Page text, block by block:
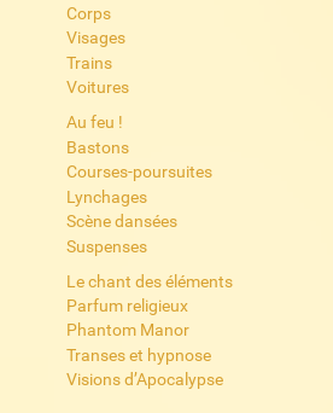
Corps
Visages
Trains
Voitures
Au feu !
Bastons
Courses-poursuites
Lynchages
Scène dansées
Suspenses
Le chant des éléments
Parfum religieux
Phantom Manor
Transes et hypnose
Visions d’Apocalypse